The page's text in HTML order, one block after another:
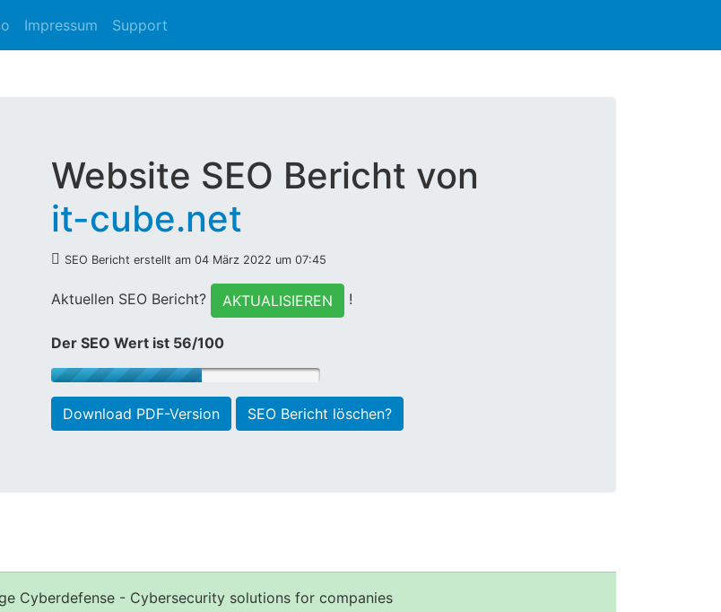
Impressum Support
Website SEO Bericht von
it-cube.net
SEO Bericht erstellt am 04 März 2022 um 07:45
Aktuellen SEO Bericht? AKTUALISIEREN !
Der SEO Wert ist 56/100
Download PDF-Version SEO Bericht löschen?
Cyberdefense - Cybersecurity solutions for companies